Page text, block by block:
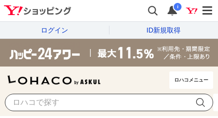
i
ログイン ID新規取得
ロハコメニュー